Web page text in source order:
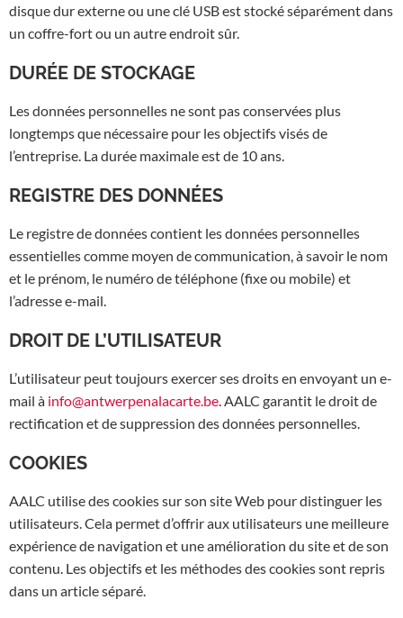
disque dur externe ou une clé USB est stocké séparément dans
un coffre-fort ou un autre endroit sûr.
DURÉE DE STOCKAGE
Les données personnelles ne sont pas conservées plus
longtemps que nécessaire pour les objectifs visés de
l’entreprise. La durée maximale est de 10 ans.
REGISTRE DES DONNÉES
Le registre de données contient les données personnelles
essentielles comme moyen de communication, à savoir le nom
et le prénom, le numéro de téléphone (fixe ou mobile) et
l’adresse e-mail.
DROIT DE L’UTILISATEUR
L’utilisateur peut toujours exercer ses droits en envoyant un e-
mail à info@antwerpenalacarte.be . AALC garantit le droit de
rectification et de suppression des données personnelles.
COOKIES
AALC utilise des cookies sur son site Web pour distinguer les
utilisateurs. Cela permet d’offrir aux utilisateurs une meilleure
expérience de navigation et une amélioration du site et de son
contenu. Les objectifs et les méthodes des cookies sont repris
dans un article séparé.